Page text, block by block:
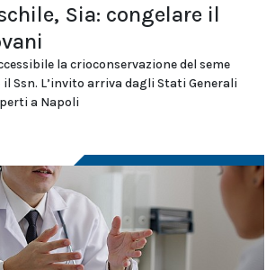
Sia: congelare il
la crioconservazione del seme
Ssn. L’invito arriva dagli Stati Generali
a Napoli